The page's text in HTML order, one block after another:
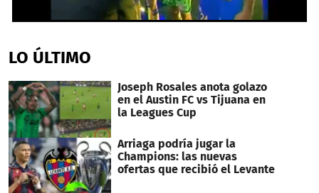
of
1
20
seconds
LO ÚLTIMO
Joseph Rosales anota golazo
en el Austin FC vs Tijuana en
la Leagues Cup
Arriaga podría jugar la
Champions: las nuevas
ofertas que recibió el Levante